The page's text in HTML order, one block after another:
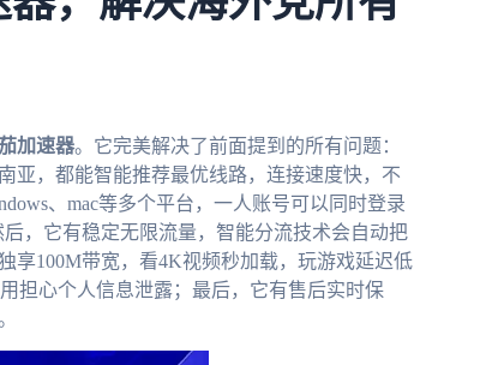
加速器。它完美解决了前面提到的所有问题：
亚，都能智能推荐最优线路，连接速度快，不
、mac等多个平台，一人账号可以同时登录
，它有稳定无限流量，智能分流技术会自动把
享100M带宽，看4K视频秒加载，玩游戏延迟低
担心个人信息泄露；最后，它有售后实时保